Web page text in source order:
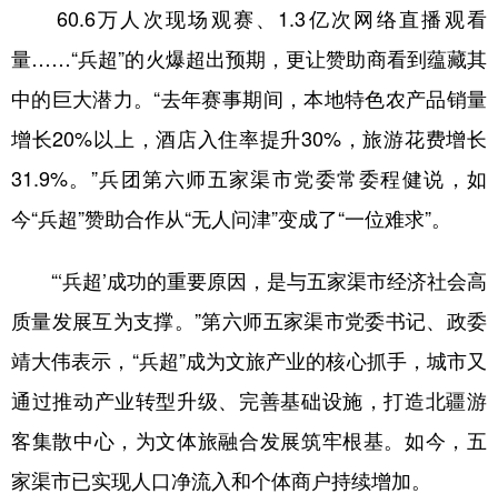
60.6万人次现场观赛、1.3亿次网络直播观看
量……“兵超”的火爆超出预期，更让赞助商看到蕴藏其
中的巨大潜力。“去年赛事期间，本地特色农产品销量
增长20%以上，酒店入住率提升30%，旅游花费增长
31.9%。”兵团第六师五家渠市党委常委程健说，如
今“兵超”赞助合作从“无人问津”变成了“一位难求”。
“‘兵超’成功的重要原因，是与五家渠市经济社会高
质量发展互为支撑。”第六师五家渠市党委书记、政委
靖大伟表示，“兵超”成为文旅产业的核心抓手，城市又
通过推动产业转型升级、完善基础设施，打造北疆游
客集散中心，为文体旅融合发展筑牢根基。如今，五
家渠市已实现人口净流入和个体商户持续增加。